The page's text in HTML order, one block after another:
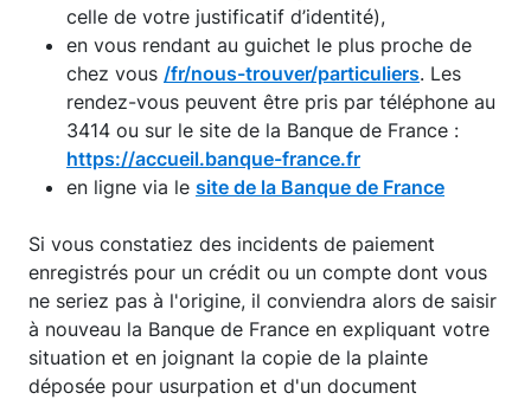
celle de votre justificatif d’identité),
en vous rendant au guichet le plus proche de
chez vous /fr/nous-trouver/particuliers. Les
rendez-vous peuvent être pris par téléphone au
3414 ou sur le site de la Banque de France :
https://accueil.banque-france.fr
en ligne via le site de la Banque de France
Si vous constatiez des incidents de paiement
enregistrés pour un crédit ou un compte dont vous
ne seriez pas à l'origine, il conviendra alors de saisir
à nouveau la Banque de France en expliquant votre
situation et en joignant la copie de la plainte
déposée pour usurpation et d'un document